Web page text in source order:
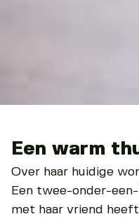
Een warm
Over haar huidige
Een twee-onder-
met haar vriend